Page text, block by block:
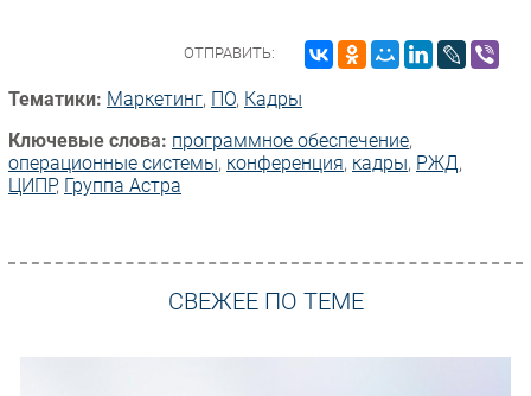
ОТПРАВИТЬ:
Тематики: Маркетинг, ПО, Кадры
Ключевые слова: программное обеспечение,
операционные системы, конференция, кадры, РЖД,
ЦИПР, Группа Астра
СВЕЖЕЕ ПО ТЕМЕ